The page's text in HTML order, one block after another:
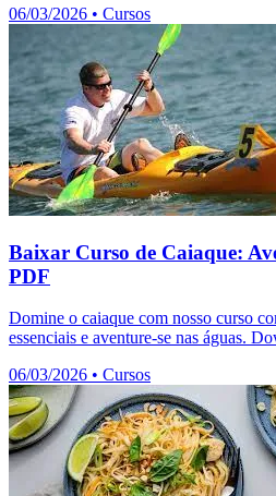
06/03/2026 • Cursos
Baixar Curso de Caiaque:
PDF
Domine o caiaque com nosso curso
essenciais e aventure-se nas águas.
06/03/2026 • Cursos